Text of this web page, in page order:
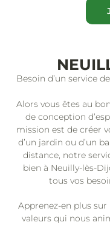
Besoin d’un service
Alors vous êtes au
de conception
mission est de créer
d’un jardin ou d’un
distance, notre
bien à Neuilly-lès-
tous vos
Apprenez-en plus
valeurs qui nous